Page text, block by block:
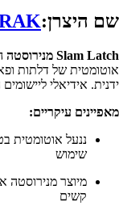
שם היצרן:
Slam Latch מנירוסטה
אוטומטית של דלתות
ידנית. אידיאלי
מאפיינים עיקריים:
ננעל אוטומטית
שימוש
מיוצר מנירוסטה
קשים